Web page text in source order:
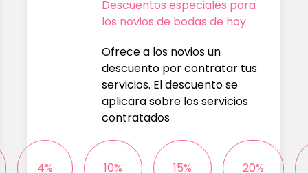
Descuentos especiales para
los novios de bodas de hoy
Ofrece a los novios un
descuento por contratar tus
servicios. El descuento se
aplicara sobre los servicios
contratados
4% 10% 15% 20%